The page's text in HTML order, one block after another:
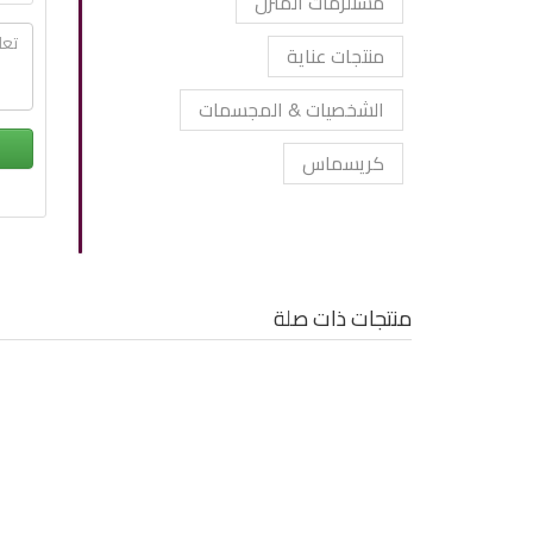
منتجات عناية
الشخصيات & المجسمات
كريسماس
منتجات ذات صلة